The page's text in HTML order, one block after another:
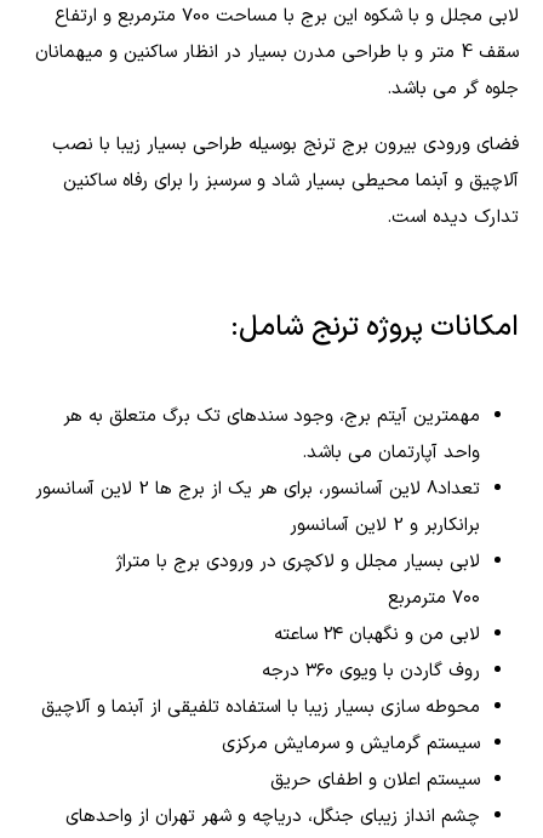
لابی مجلل و با شکوه این برج با مساحت 700 مترمربع و ارتفاع
سقف 4 متر و با طراحی مدرن بسیار در انظار ساکنین و میهمانان
جلوه گر می باشد.
فضای ورودی بیرون برج ترنج بوسیله طراحی بسیار زیبا با نصب
آلاچیق و آبنما محیطی بسیار شاد و سرسبز را برای رفاه ساکنین
تدارک دیده است.
امکانات پروژه ترنج شامل:
مهمترین آیتم برج، وجود سندهای تک برگ متعلق به هر
واحد آپارتمان می باشد.
تعداد8 لاین آسانسور، برای هر یک از برج‌ ها 2 لاین آسانسور
برانکاربر و 2 لاین آسانسور
لابی بسیار مجلل و لاکچری در ورودی برج با متراژ
۷۰۰ مترمربع
لابی من و نگهبان ٢۴ ساعته
روف گاردن با ویوی ٣۶٠ درجه
محوطه سازی بسیار زیبا با استفاده تلفیقی از آبنما و آلاچیق
سیستم گرمایش و سرمایش مرکزی
سیستم اعلان و اطفای حریق
چشم انداز زیبای جنگل، دریاچه و شهر تهران از واحدهای